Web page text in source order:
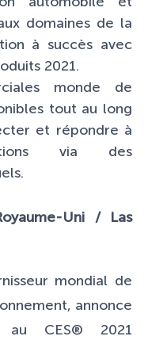
domaines de la
à succès avec
2021.
monde de
tout au long
et répondre à
via des
Uni / Las
mondial de
annonce
CES® 2021